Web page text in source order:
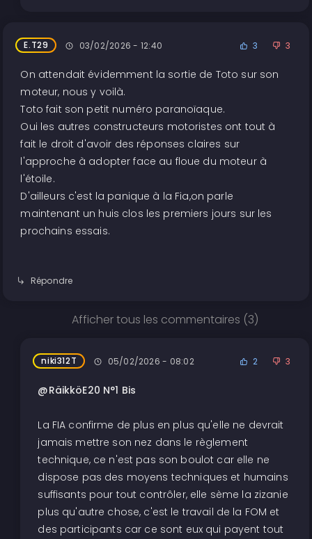
E.T29 03/02/2026 - 12:40 3 3
On attendait évidemment la sortie de Toto sur son
moteur, nous y voilà.
Toto fait son petit numéro paranoïaque.
Oui les autres constructeurs motoristes ont tout à
fait le droit d'avoir des réponses claires sur
l'approche à adopter face au floue du moteur à
l'étoile.
D'ailleurs c'est la panique à la Fia,on parle
maintenant un huis clos les premiers jours sur les
prochains essais.
Répondre
Afficher tous les commentaires (3)
niki312T 05/02/2026 - 08:02 2 3
@RäikköE20 N°1 Bis
La FIA confirme de plus en plus qu'elle ne devrait
jamais mettre son nez dans le règlement
technique, ce n'est pas son boulot car elle ne
dispose pas des moyens techniques et humains
suffisants pour tout contrôler, elle sème la zizanie
plus qu'autre chose, c'est le travail de la FOM et
des participants car ce sont eux qui payent tout